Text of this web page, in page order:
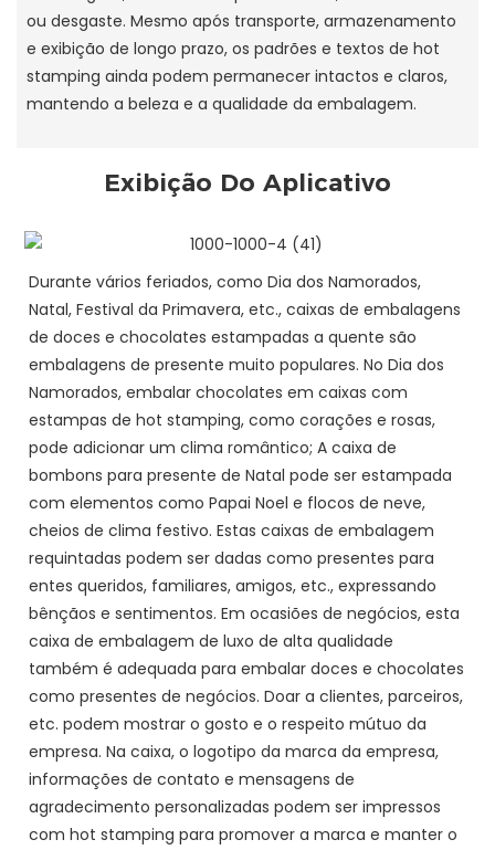
ou desgaste. Mesmo após transporte, armazenamento
e exibição de longo prazo, os padrões e textos de hot
stamping ainda podem permanecer intactos e claros,
mantendo a beleza e a qualidade da embalagem.
Exibição Do Aplicativo
Durante vários feriados, como Dia dos Namorados,
Natal, Festival da Primavera, etc., caixas de embalagens
de doces e chocolates estampadas a quente são
embalagens de presente muito populares. No Dia dos
Namorados, embalar chocolates em caixas com
estampas de hot stamping, como corações e rosas,
pode adicionar um clima romântico; A caixa de
bombons para presente de Natal pode ser estampada
com elementos como Papai Noel e flocos de neve,
cheios de clima festivo. Estas caixas de embalagem
requintadas podem ser dadas como presentes para
entes queridos, familiares, amigos, etc., expressando
bênçãos e sentimentos. Em ocasiões de negócios, esta
caixa de embalagem de luxo de alta qualidade
também é adequada para embalar doces e chocolates
como presentes de negócios. Doar a clientes, parceiros,
etc. podem mostrar o gosto e o respeito mútuo da
empresa. Na caixa, o logotipo da marca da empresa,
informações de contato e mensagens de
agradecimento personalizadas podem ser impressos
com hot stamping para promover a marca e manter o